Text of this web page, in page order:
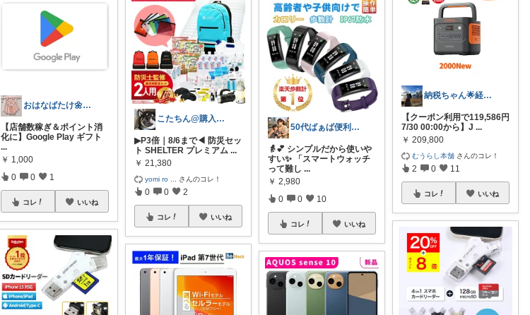
おはなばたけ🌼低浮上で再開🙇‍♀️
​【店舗数稼ぎ＆ポイント消
化に】Google Play ギフト
...
￥ 1,000
0 0 1
コレ いいね
こたちん@購入感謝です！
▶P3倍｜8/6まで◀ 防災セッ
ト SHELTER プレミアム ...
￥ 21,380
yomi ro さんのコレ！
0 0 2
コレ いいね
50代ばぁば便利ROOM
👵💕 シンプルだから使いや
すい✨ 「スマートウォッチ
って難し ...
￥ 2,980
0 0 10
コレ いいね
納税ちゃん🌟経由購入★
【クーポン利用で119,586円
7/30 00:00から】J ...
￥ 209,800
むうらし本舗 さんのコレ！
2 0 11
コレ いいね